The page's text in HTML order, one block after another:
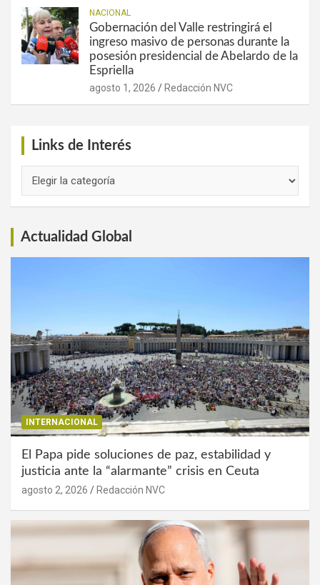
NACIONAL
Gobernación del Valle restringirá el
ingreso masivo de personas durante la
posesión presidencial de Abelardo de la
Espriella
agosto 1, 2026 Redacción NVC
Links de Interés
Actualidad Global
INTERNACIONAL
El Papa pide soluciones de paz, estabilidad y
justicia ante la “alarmante” crisis en Ceuta
agosto 2, 2026 Redacción NVC